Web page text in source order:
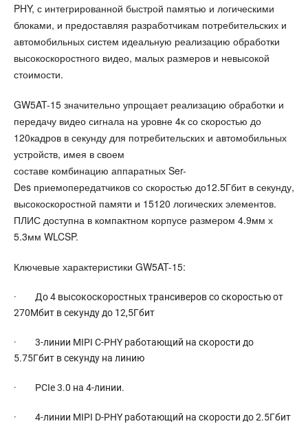
PHY, с интегрированной быстрой памятью и логическими
блоками, и предоставляя разработчикам потребительских и
автомобильных систем идеальную реализацию обработки
высокоскоростного видео, малых размеров и невысокой
стоимости.
GW5AT-15 значительно упрощает реализацию обработки и
передачу видео сигнала на уровне 4к со скоростью до
120кадров в секунду для потребительских и автомобильных
устройств, имея в своем
составе комбинацию аппаратных Ser-
Des приемопередатчиков со скоростью до12.5Гбит в секунду,
высокоскоростной памяти и 15120 логических элементов.
ПЛИС доступна в компактном корпусе размером 4.9мм х
5.3мм WLCSP.
Ключевые характеристики GW5AT-15:
· До 4 высокоскоростных трансиверов со скоростью от
270Мбит в секунду до 12,5Гбит
· 3-линии MIPI C-PHY работающий на скорости до
5.75Гбит в секунду на линию
· PCIe 3.0 на 4-линии.
· 4-линии MIPI D-PHY работающий на скорости до 2.5Гбит